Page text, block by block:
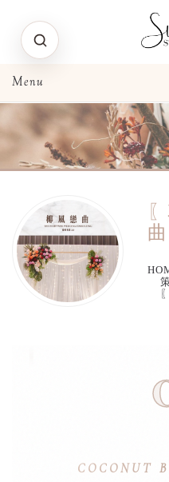
曲
COCONUT